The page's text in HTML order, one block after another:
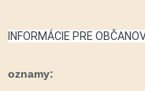
INFORMÁCIE PRE
oznamy: